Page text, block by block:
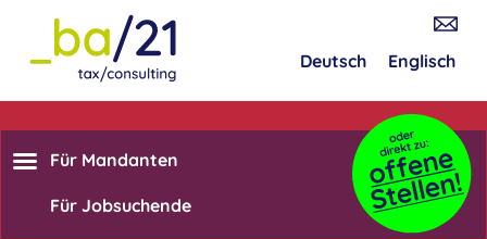
Deutsch Englisch
Für Mandanten
Für Jobsuchende